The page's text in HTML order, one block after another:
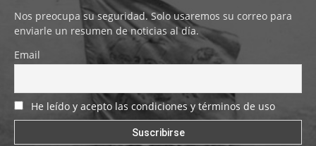
Nos preocupa su seguridad. Solo usaremos su correo para
enviarle un resumen de noticias al día.
Email
He leído y acepto las condiciones y términos de uso